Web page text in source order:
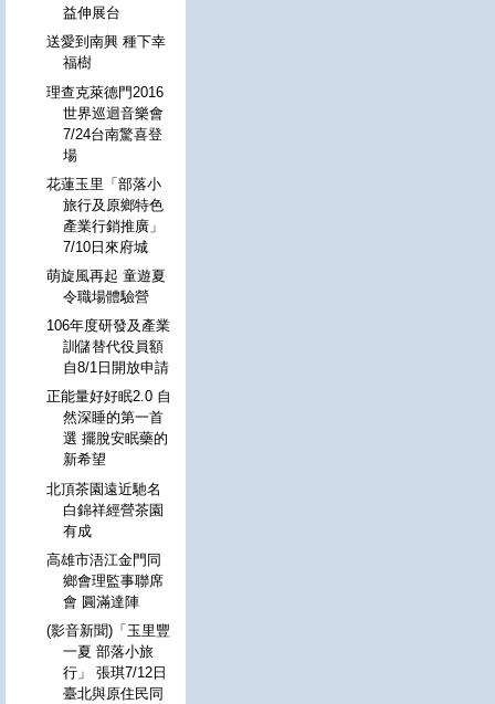
益伸展台
送愛到南興 種下幸
福樹
理查克萊德門2016
世界巡迴音樂會
7/24台南驚喜登
場
花蓮玉里「部落小
旅行及原鄉特色
產業行銷推廣」
7/10日來府城
萌旋風再起 童遊夏
令職場體驗營
106年度研發及產業
訓儲替代役員額
自8/1日開放申請
正能量好好眠2.0 自
然深睡的第一首
選 擺脫安眠藥的
新希望
北頂茶園遠近馳名
白錦祥經營茶園
有成
高雄市浯江金門同
鄉會理監事聯席
會 圓滿達陣
(影音新聞)「玉里豐
一夏 部落小旅
行」 張琪7/12日
臺北與原住民同